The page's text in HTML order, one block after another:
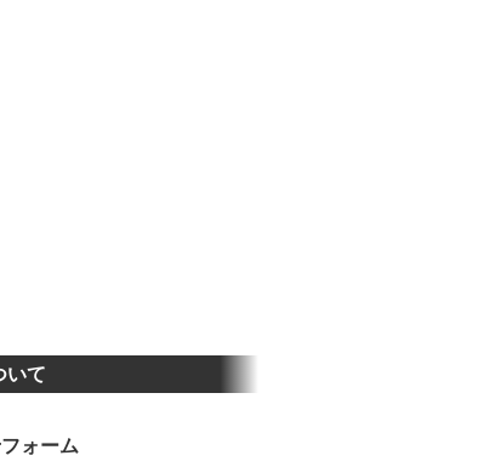
いて
ォーム